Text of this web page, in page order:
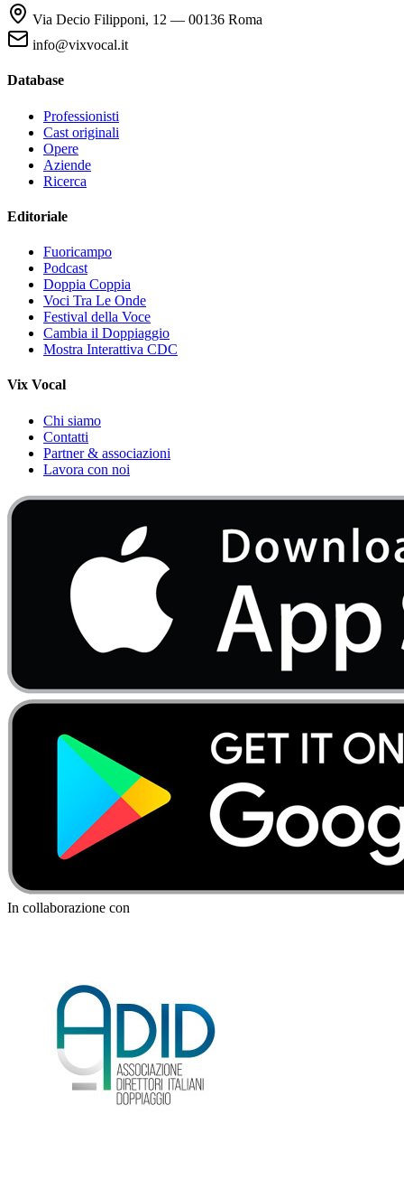
Via Decio Filipponi, 12 — 00136 Roma
info@vixvocal.it
Database
Professionisti
Cast originali
Opere
Aziende
Ricerca
Editoriale
Fuoricampo
Podcast
Doppia Coppia
Voci Tra Le Onde
Festival della Voce
Cambia il Doppiaggio
Mostra Interattiva CDC
Vix Vocal
Chi siamo
Contatti
Partner & associazioni
Lavora con noi
In collaborazione con